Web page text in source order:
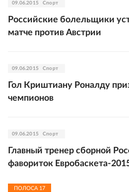
09.06.2015 Спорт
Российские болельщики
матче против Австрии
09.06.2015 Спорт
Гол Криштиану Роналду
чемпионов
09.06.2015 Спорт
Главный тренер сборной
фавориток Евробаскета-
ПОЛОСА 17